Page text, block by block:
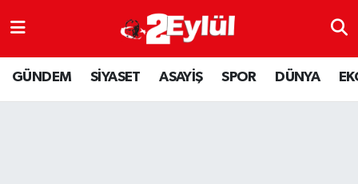
GÜNDEM SİYASET ASAYİŞ SPOR DÜNYA
ASAYİŞ
DÜNYA
Nöbetçi Eczaneler
Hava Durumu